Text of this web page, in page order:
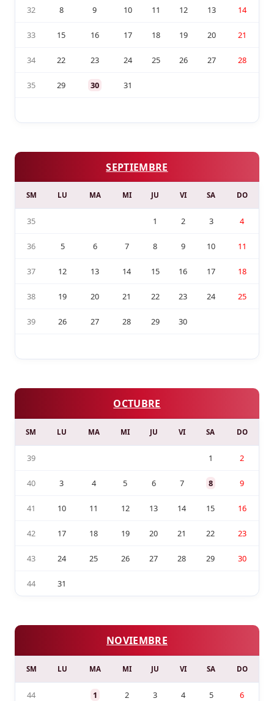
32 8 9 10 11 12 13 14
33 15 16 17 18 19 20 21
34 22 23 24 25 26 27 28
35 29 30 31
SEPTIEMBRE
SM LU MA MI JU VI SA DO
35 1 2 3 4
36 5 6 7 8 9 10 11
37 12 13 14 15 16 17 18
38 19 20 21 22 23 24 25
39 26 27 28 29 30
OCTUBRE
SM LU MA MI JU VI SA DO
39 1 2
40 3 4 5 6 7 8 9
41 10 11 12 13 14 15 16
42 17 18 19 20 21 22 23
43 24 25 26 27 28 29 30
44 31
NOVIEMBRE
SM LU MA MI JU VI SA DO
44 1 2 3 4 5 6